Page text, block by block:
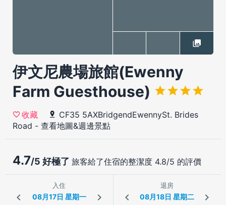
伊文尼農場旅館(Ewenny
Farm Guesthouse)
收藏
CF35 5AXBridgendEwennySt. Brides
Road - 查看地圖&週邊景點
4.7/5 好極了 旅客給了住宿的整潔度 4.8/5 的評價
入住 退房